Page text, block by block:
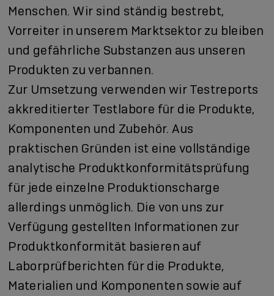
Menschen. Wir sind ständig bestrebt,
Vorreiter in unserem Marktsektor zu bleiben
und gefährliche Substanzen aus unseren
Produkten zu verbannen.
Zur Umsetzung verwenden wir Testreports
akkreditierter Testlabore für die Produkte,
Komponenten und Zubehör. Aus
praktischen Gründen ist eine vollständige
analytische Produktkonformitätsprüfung
für jede einzelne Produktionscharge
allerdings unmöglich. Die von uns zur
Verfügung gestellten Informationen zur
Produktkonformität basieren auf
Laborprüfberichten für die Produkte,
Materialien und Komponenten sowie auf